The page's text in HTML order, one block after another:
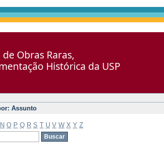
Obras Raras,
Histórica da USP
Assunto
N O P Q R S T U V W X Y Z